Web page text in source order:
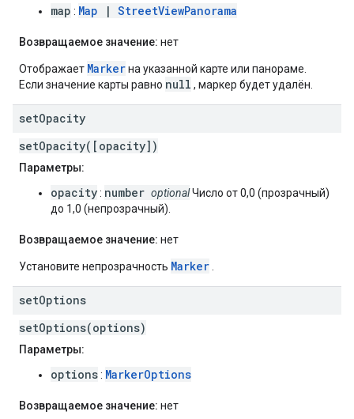
map : Map | StreetViewPanorama
Возвращаемое значение: нет
Отображает Markerна указанной карте или панораме.
Если значение карты равно null , маркер будет удалён.
setOpacity
setOpacity([opacity])
Параметры:
opacity: number optionalЧисло от 0,0 (прозрачный)
до 1,0 (непрозрачный).
Возвращаемое значение: нет
Установите непрозрачность Marker
setOptions
setOptions(options)
Параметры:
options: MarkerOptions
Возвращаемое значение: нет